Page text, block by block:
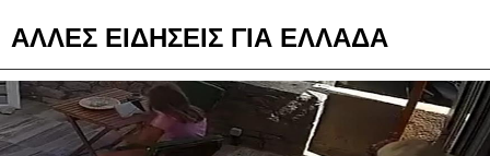
ΑΛΛΕΣ ΕΙΔΗΣΕΙΣ ΓΙΑ ΕΛΛΑΔΑ